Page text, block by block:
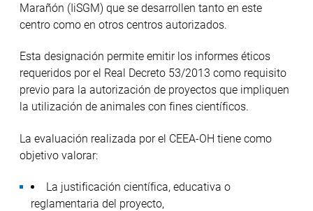
Marañón (IiSGM) que se desarrollen tanto en este
centro como en otros centros autorizados.
Esta designación permite emitir los informes éticos
requeridos por el Real Decreto 53/2013 como requisito
previo para la autorización de proyectos que impliquen
la utilización de animales con fines científicos.
La evaluación realizada por el CEEA-OH tiene como
objetivo valorar:
La justificación científica, educativa o
reglamentaria del proyecto,